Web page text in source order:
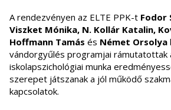
A rendezvényen az ELTE PPK-t Fodor
Viszket Mónika, N. Kollár Katalin,
Hoffmann Tamás és Német Orsolya
vándorgyűlés programjai rámutatottak
iskolapszichológiai munka
szerepet játszanak a jól működő
kapcsolatok.